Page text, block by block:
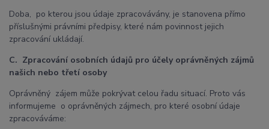
Doba, po kterou jsou údaje zpracovávány, je stanovena přímo
příslušnými právními předpisy, které nám povinnost jejich
zpracování ukládají.
C. Zpracování osobních údajů pro účely oprávněných zájmů
našich nebo třetí osoby
Oprávněný zájem může pokrývat celou řadu situací. Proto vás
informujeme o oprávněných zájmech, pro které osobní údaje
zpracováváme: